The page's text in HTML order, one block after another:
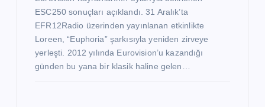
ESC250 sonuçları açıklandı. 31 Aralık’ta
EFR12Radio üzerinden yayınlanan etkinlikte
Loreen, “Euphoria” şarkısıyla yeniden zirveye
yerleşti. 2012 yılında Eurovision’u kazandığı
günden bu yana bir klasik haline gelen…